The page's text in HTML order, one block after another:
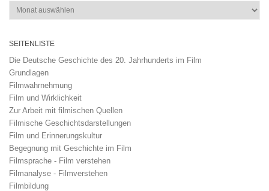
Archiv
SEITENLISTE
Die Deutsche Geschichte des 20. Jahrhunderts im Film
Grundlagen
Filmwahrnehmung
Film und Wirklichkeit
Zur Arbeit mit filmischen Quellen
Filmische Geschichtsdarstellungen
Film und Erinnerungskultur
Begegnung mit Geschichte im Film
Filmsprache - Film verstehen
Filmanalyse - Filmverstehen
Filmbildung